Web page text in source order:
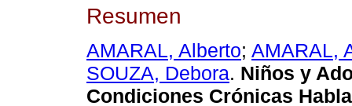
Resumen
AMARAL, Alberto; AMARAL,
SOUZA, Debora. Niños y
Condiciones Crónicas